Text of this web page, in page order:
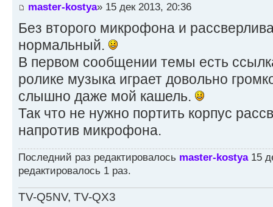
master-kostya» 15 дек 2013, 20:36
Без второго микрофона и
нормальный.
В первом сообщении темы есть
ролике музыка играет довольно
слышно даже мой кашель.
Так что не нужно портить корпус
напротив микрофона.
Последний раз редактировалось master-kostya15
редактировалось 1 раз.
TV-Q5NV, TV-QX3